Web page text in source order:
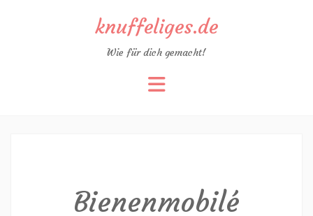
knuffeliges.de
Wie für dich gemacht!
Bienenmobilé